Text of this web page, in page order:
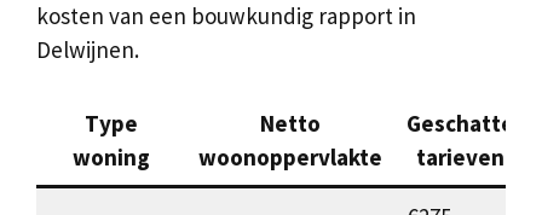
kosten van een bouwkundig rapport in
Delwijnen.
Type
woning
Netto
woonoppervlakte
Geschatte
tarieven